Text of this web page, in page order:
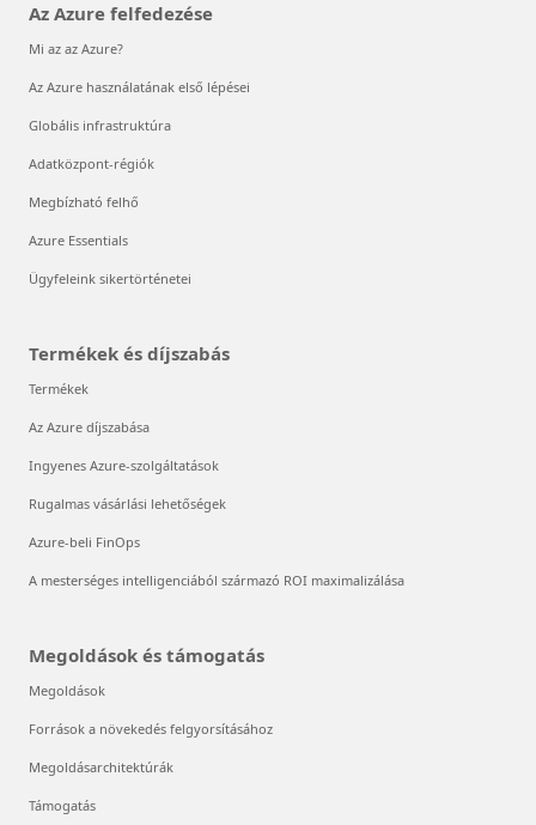
Az Azure felfedezése
Mi az az Azure?
Az Azure használatának első lépései
Globális infrastruktúra
Adatközpont-régiók
Megbízható felhő
Azure Essentials
Ügyfeleink sikertörténetei
Termékek és díjszabás
Termékek
Az Azure díjszabása
Ingyenes Azure-szolgáltatások
Rugalmas vásárlási lehetőségek
Azure-beli FinOps
A mesterséges intelligenciából származó ROI maximalizálása
Megoldások és támogatás
Megoldások
Források a növekedés felgyorsításához
Megoldásarchitektúrák
Támogatás